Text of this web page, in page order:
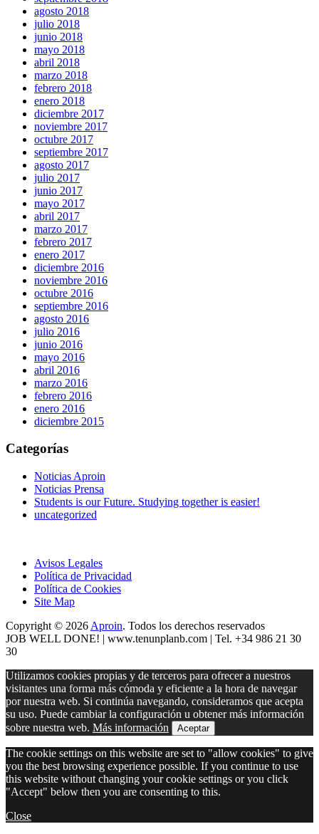
agosto 2018
julio 2018
junio 2018
mayo 2018
abril 2018
marzo 2018
febrero 2018
enero 2018
diciembre 2017
noviembre 2017
octubre 2017
septiembre 2017
agosto 2017
julio 2017
junio 2017
mayo 2017
abril 2017
marzo 2017
febrero 2017
enero 2017
diciembre 2016
noviembre 2016
octubre 2016
septiembre 2016
agosto 2016
julio 2016
junio 2016
mayo 2016
abril 2016
marzo 2016
febrero 2016
enero 2016
diciembre 2015
Categorías
Noticias Aproin
Noticias Prensa
Students is our Future. Studying together is easier!
uncategorized
Avisos Legales
Política de Privacidad
Política de Cookies
Site Map
Copyright © 2026 Aproin. Todos los derechos reservados
JOB WELL DONE! | www.tenunplanb.com | Tel. +34 986 21 30
30
Utilizamos cookies propias y de terceros para ofrecer a nuestros
visitantes una forma más cómoda y eficiente a la hora de navegar
por nuestra web. Si continúa navegando, consideramos que acepta
su uso. Puede cambiar la configuración u obtener más información
sobre nuestra web. Más información Aceptar
The cookie settings on this website are set to "allow cookies" to give
you the best browsing experience possible. If you continue to use
this website without changing your cookie settings or you click
"Accept" below then you are consenting to this.
Close